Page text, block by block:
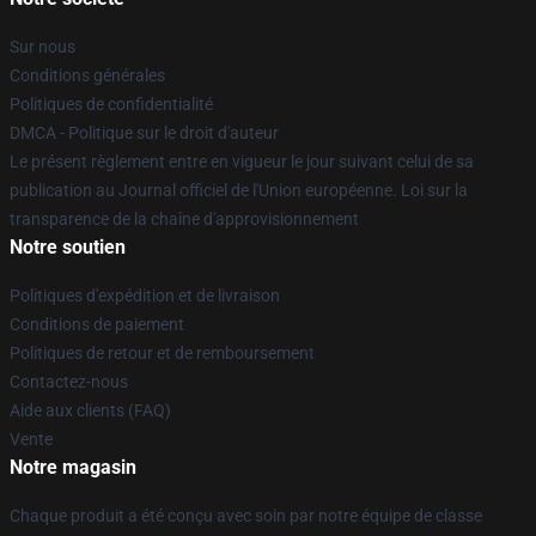
Sur nous
Conditions générales
Politiques de confidentialité
DMCA - Politique sur le droit d'auteur
Le présent règlement entre en vigueur le jour suivant celui de sa
publication au Journal officiel de l'Union européenne. Loi sur la
transparence de la chaîne d'approvisionnement
Notre soutien
Politiques d'expédition et de livraison
Conditions de paiement
Politiques de retour et de remboursement
Contactez-nous
Aide aux clients (FAQ)
Vente
Notre magasin
Chaque produit a été conçu avec soin par notre équipe de classe